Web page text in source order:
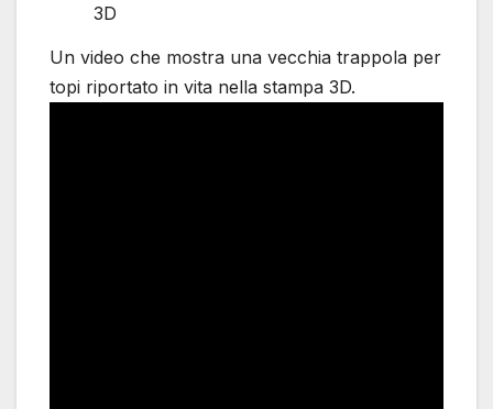
3D
Un video che mostra una vecchia trappola per
topi riportato in vita nella stampa 3D.